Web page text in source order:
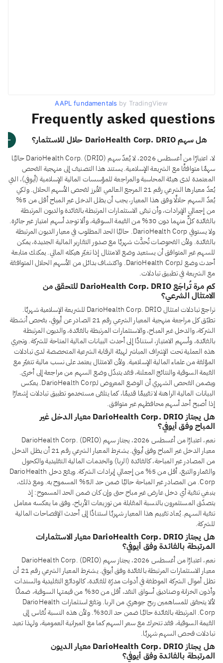
AAPL fundamentals by TradingView
Frequently asked questions
هل سهم DarioHealth Corp. DRIO حلال للاستثمار؟
لا، اعتبارًا من أغسطس 2026، لا يُعدّ سهم DarioHealth Corp. (DRIO) حاليًا
سهمًا متوافقًا مع الشريعة الإسلامية. يستند هذا التصنيف إلى منهجية الفحص
المعتمدة لدى هيئة المحاسبة والمراجعة للمؤسسات المالية الإسلامية (أيوفي)، التي
يُعدّ معيارها الشرعي رقم 21 المرجع العالمي الأبرز لفحص الأسهم الحلال. ولكي
يُعدّ السهم حلالًا وفق هذا المعيار، يجب أن يظل الدخل غير المباح أقل من 5%
من إجمالي الإيرادات، وأن تبقى الاستثمارات المرتبطة بالفائدة والديون المرتبطة
بالفائدة كلٌّ منهما دون 30% من القيمة السوقية، وألا توجد أسهم امتياز غير جائزة.
ولا يستوفي DarioHealth Corp. حاليًا الحد المطلوب في معيار الديون المرتبطة
بالفائدة. ولأن الفحوصات تُحدَّث شهريًا مع صدور التقارير المالية الجديدة، يمكن
للسهم غير المتوافق أن يستعيد وضع الامتثال إذا تغيّر هيكله المالي. يمكنك متابعة
أحدث وضع لـDarioHealth Corp. واكتشاف بدائل من الأسهم الحلال المتوافقة
مع الشريعة في تطبيق تبادلات.
كم مرة تُراجَع DarioHealth Corp. DRIO للتحقق من
الامتثال الشرعي؟
تراجع تبادلات امتثال DarioHealth Corp. DRIO للشريعة الإسلامية شهريًا.
تطبّق كل مراجعة منهجية المعيار الشرعي رقم 21 الصادر عن أيوفي، بفحص أنشطة
الشركة، والدخل غير المباح، والاستثمارات المرتبطة بالفائدة، والديون المرتبطة
بالفائدة، وأسهم الامتياز، استنادًا إلى أحدث البيانات المالية المتاحة للشركة. وتجري
هذه العملية تحت الإشراف المباشر لهيئة الرقابة الشرعية المتخصصة لدى تبادلات
المؤلفة من علماء المالية الإسلامية. ولأن الامتثال يعتمد على نسب مالية تتغيّر مع
القيمة السوقية والنتائج المعلنة، فقد يتبدّل وضع السهم من مراجعة إلى أخرى.
ويضمن الفحص الشهري أن الوضع المعروض لـDarioHealth Corp. يعكس
البيانات المالية الراهنة لا تقييمًا قديمًا، كما يتلقى مستخدمو تطبيق تبادلات إشعارًا
إذا أصبح أحد أسهم محافظهم غير متوافق.
هل يجتاز DarioHealth Corp. DRIO معيار الدخل غير
المباح وفق أيوفي؟
نعم، اعتبارًا من أغسطس 2026، يجتاز سهم DarioHealth Corp. (DRIO)
معيار الدخل غير المباح وفق أيوفي. يشترط المعيار الشرعي رقم 21 أن يظل الدخل
من المصادر غير المباحة، كالفائدة (الربا) والخدمات المالية التقليدية والكحول
والقمار والتبغ، أقل من 5% من إجمالي إيرادات الشركة. ويقع دخل DarioHealth
Corp. من المصادر غير المباحة حاليًا ضمن حد الـ5% المسموح به. ومع ذلك،
ينبغي تنقية أي دخل عارض غير مباح حتى وإن كان ضمن الحد المسموح: إذ
يتصدّق المستثمرون بالنسبة المقابلة من توزيعات الأرباح، وفق ما يعكسه معامل
تنقية السهم. يُعاد تقييم هذا المعيار شهريًا استنادًا إلى أحدث الإفصاحات المالية
للشركة.
هل يجتاز DarioHealth Corp. DRIO معيار الاستثمارات
المرتبطة بالفائدة وفق أيوفي؟
نعم، اعتبارًا من أغسطس 2026، يجتاز سهم DarioHealth Corp. (DRIO)
معيار الاستثمارات المرتبطة بالفائدة وفق أيوفي. يشترط المعيار الشرعي رقم 21 أن
تظل أموال الشركة الموظفة في أدوات مدرّة للفائدة، كالودائع التقليدية والسندات
وأذون الخزانة وصناديق أسواق النقد، أقل من 30% من قيمتها السوقية، ضمانًا
لألا يتحقق للمساهمين ربح جوهري من الربا. وتقع استثمارات DarioHealth
Corp. المرتبطة بالفائدة حاليًا ضمن حد الـ30%. ولأن هذه النسبة تُقاس إلى
القيمة السوقية، فقد تتحرك مع سعر السهم كما مع الميزانية العمومية، ولهذا تعيد
تبادلات فحص السهم شهريًا.
هل يجتاز DarioHealth Corp. DRIO معيار الديون
المرتبطة بالفائدة وفق أيوفي؟